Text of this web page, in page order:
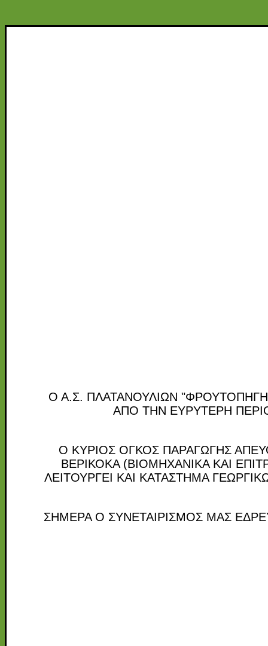
Ο Α.Σ. ΠΛΑΤΑΝΟΥΛΙΩΝ
ΑΠΟ ΤΗΝ ΕΥΡΥΤΕΡΗ
Ο ΚΥΡΙΟΣ ΟΓΚΟΣ ΠΑΡΑΓΩΓΗΣ
ΒΕΡΙΚΟΚΑ (ΒΙΟΜΗΧΑΝΙΚΑ ΚΑΙ
ΛΕΙΤΟΥΡΓΕΙ ΚΑΙ ΚΑΤΑΣΤΗΜΑ
ΣΗΜΕΡΑ Ο ΣΥΝΕΤΑΙΡΙΣΜΟΣ ΜΑΣ